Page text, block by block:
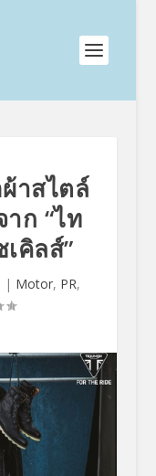
าสไตล์
ก “ไท
คิลส์”
| Motor, PR,